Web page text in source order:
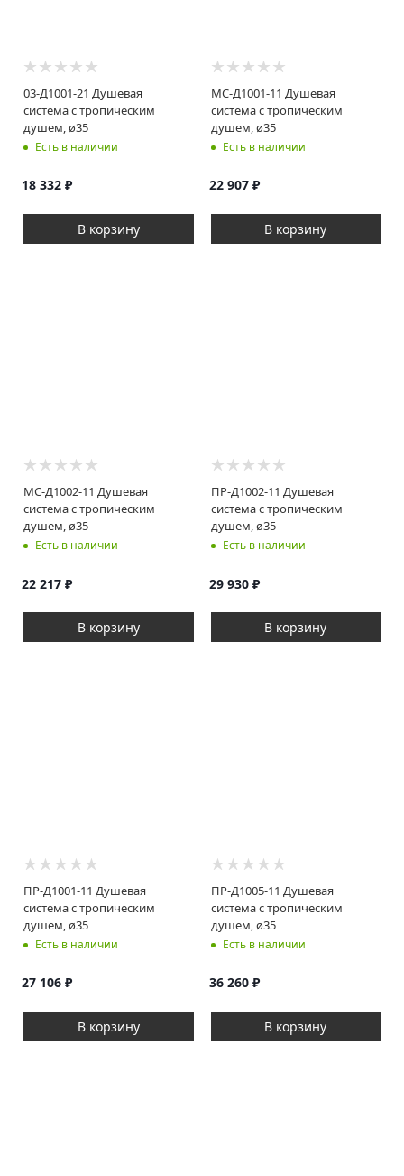
03-Д1001-21 Душевая
система с тропическим
душем, ø35
Есть в наличии
18 332 ₽
В корзину
МС-Д1001-11 Душевая
система с тропическим
душем, ø35
Есть в наличии
22 907₽
В корзину
МС-Д1002-11 Душевая
система с тропическим
душем, ø35
Есть в наличии
22 217 ₽
В корзину
ПР-Д1002-11 Душевая
система с тропическим
душем, ø35
Есть в наличии
29 930₽
В корзину
ПР-Д1001-11 Душевая
система с тропическим
душем, ø35
Есть в наличии
27 106 ₽
В корзину
ПР-Д1005-11 Душевая
система с тропическим
душем, ø35
Есть в наличии
36 260₽
В корзину